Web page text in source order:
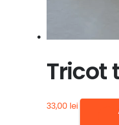
Tricot
33,00 lei